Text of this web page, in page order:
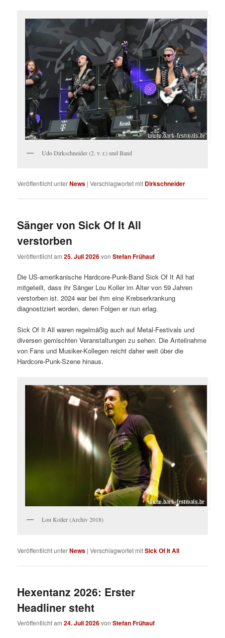
Udo Dirkschneider (2. v. r.) und Band
Veröffentlicht unterNews |Verschlagwortet mit Dirkschneider
Sänger von Sick Of It All
verstorben
Veröffentlicht am25. Juli 2026vonStefan Frühauf
Die US-amerikanische Hardcore-Punk-Band Sick Of It All hat
mitgeteilt, dass ihr Sänger Lou Koller im Alter von 59 Jahren
verstorben ist. 2024 war bei ihm eine Krebserkrankung
diagnostiziert worden, deren Folgen er nun erlag.
Sick Of It All waren regelmäßig auch auf Metal-Festivals und
diversen gemischten Veranstaltungen zu sehen. Die Anteilnahme
von Fans und Musiker-Kollegen reicht daher weit über die
Hardcore-Punk-Szene hinaus.
Lou Koller (Archiv 2018)
Veröffentlicht unterNews |Verschlagwortet mitSick Of It All
Hexentanz 2026: Erster
Headliner steht
Veröffentlicht am24. Juli 2026vonStefan Frühauf